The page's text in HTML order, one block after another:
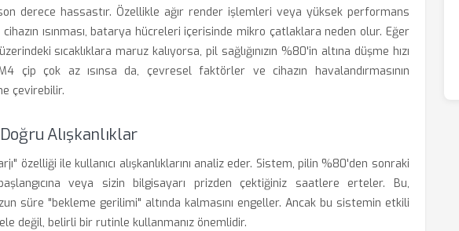
derece hassastır. Özellikle ağır render işlemleri veya yüksek performans
cihazın ısınması, batarya hücreleri içerisinde mikro çatlaklara neden olur. Eğer
sıcaklıklara maruz kalıyorsa, pil sağlığınızın %80'in altına düşme hızı
çip çok az ısınsa da, çevresel faktörler ve cihazın havalandırmasının
çevirebilir.
Alışkanlıklar
özelliği ile kullanıcı alışkanlıklarını analiz eder. Sistem, pilin %80'den sonraki
veya sizin bilgisayarı prizden çektiğiniz saatlere erteler. Bu,
süre "bekleme gerilimi" altında kalmasını engeller. Ancak bu sistemin etkili
değil, belirli bir rutinle kullanmanız önemlidir.